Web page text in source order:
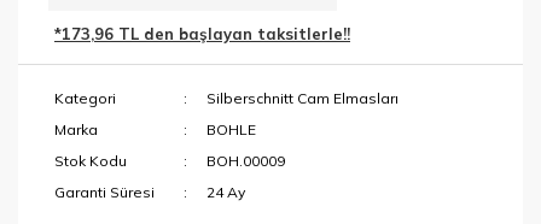
*173,96 TL den başlayan taksitlerle!!
Kategori
Silberschnitt Cam Elmasları
Marka
BOHLE
Stok Kodu
BOH.00009
Garanti Süresi
24 Ay